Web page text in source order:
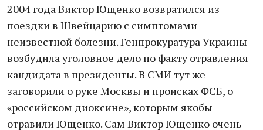
2004 года Виктор Ющенко возвратился из
поездки в Швейцарию с симптомами
неизвестной болезни. Генпрокуратура Украины
возбудила уголовное дело по факту отравления
кандидата в президенты. В СМИ тут же
заговорили о руке Москвы и происках ФСБ, о
«российском диоксине», которым якобы
отравили Ющенко. Сам Виктор Ющенко очень